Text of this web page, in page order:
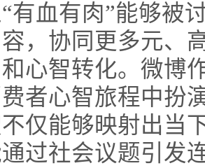
有血有肉”能够被
，协同更多元、
心智转化。微博
者心智旅程中扮
仅能够映射出当
过社会议题引发